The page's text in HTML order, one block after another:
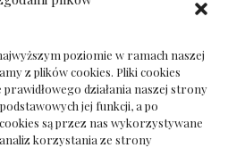
poziomie w ramach naszej
z plików cookies. Pliki cookies
działania naszej strony
jej funkcji, a po
są przez nas wykorzystywane
korzystania ze strony
do odbioru przy zmianie biura
do salonu: jak wybrać bez